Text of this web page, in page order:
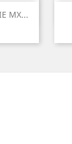
MX...